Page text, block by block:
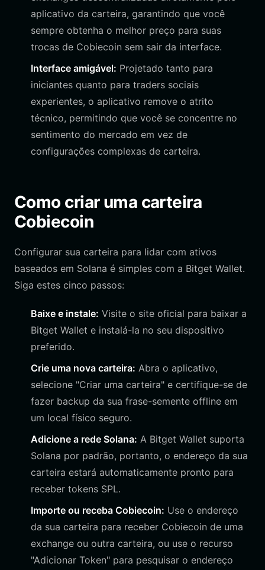
aplicativo da carteira, garantindo que você
sempre obtenha o melhor preço para suas
trocas de Cobiecoin sem sair da interface.
Interface amigável: Projetado tanto para
iniciantes quanto para traders sociais
experientes, o aplicativo remove o atrito
técnico, permitindo que você se concentre no
sentimento do mercado em vez de
configurações complexas de carteira.
Como criar uma carteira
Cobiecoin
Configurar sua carteira para lidar com ativos
baseados em Solana é simples com a Bitget Wallet.
Siga estes cinco passos:
Baixe e instale: Visite o site oficial para baixar a
Bitget Wallet e instalá-la no seu dispositivo
preferido.
Crie uma nova carteira: Abra o aplicativo,
selecione "Criar uma carteira" e certifique-se de
fazer backup da sua frase-semente offline em
um local físico seguro.
Adicione a rede Solana: A Bitget Wallet suporta
Solana por padrão, portanto, o endereço da sua
carteira estará automaticamente pronto para
receber tokens SPL.
Importe ou receba Cobiecoin: Use o endereço
da sua carteira para receber Cobiecoin de uma
exchange ou outra carteira, ou use o recurso
"Adicionar Token" para pesquisar o endereço